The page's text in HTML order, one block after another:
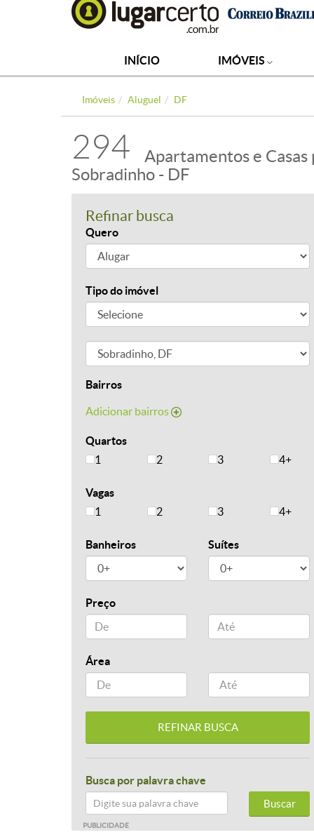
INÍCIO IMÓVEIS
Imóveis Aluguel DF
294
Apartamentos e Casas
Sobradinho - DF
Refinar busca
Quero
Tipo do imóvel
Bairros
Adicionar bairros
Quartos
1
2 3 4+
Vagas
1
2 3 4+
Banheiros Suítes
Preço
Área
Busca por palavra chave
Buscar
PUBLICIDADE